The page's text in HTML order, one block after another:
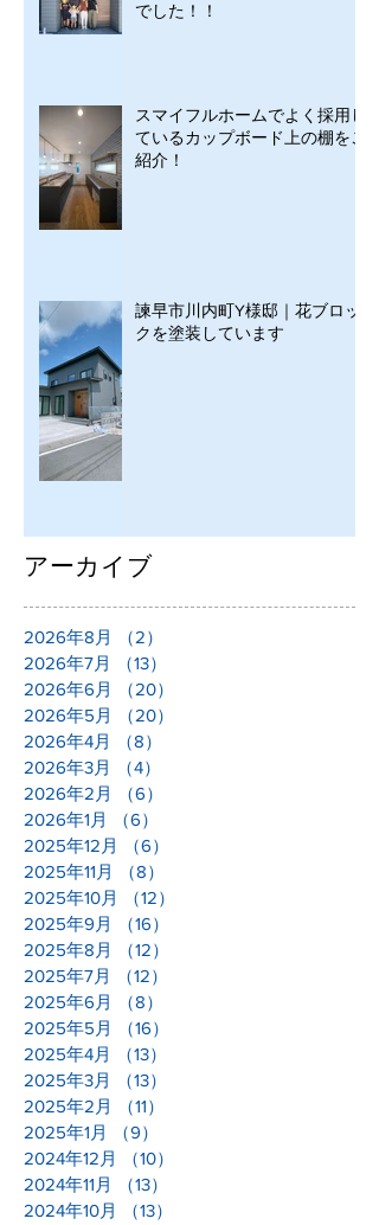
でした！！
スマイフルホームでよく採用し
ているカップボード上の棚をご
紹介！
諫早市川内町Y様邸｜花ブロッ
クを塗装しています
アーカイブ
2026年8月 （2）
2026年7月
（13）
2026年6月
（20）
2026年5月
（20）
2026年4月
（8）
2026年3月
（4）
2026年2月
（6）
2026年1月
（6）
2025年12月
（6）
2025年11月
（8）
2025年10月
（12）
2025年9月
（16）
2025年8月
（12）
2025年7月
（12）
2025年6月
（8）
2025年5月
（16）
2025年4月
（13）
2025年3月
（13）
2025年2月
（11）
2025年1月
（9）
2024年12月
（10）
2024年11月
（13）
2024年10月
（13）